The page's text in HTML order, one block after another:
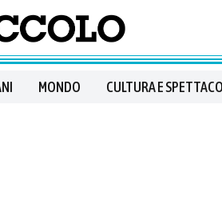
MONDO CULTURA E